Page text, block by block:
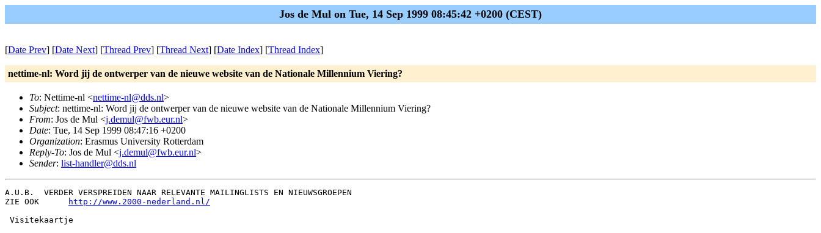
Jos de Mul on Tue, 14 Sep 1999 08:45:42 +0200 (CEST)
[Date Prev] [Date Next] [Thread Prev] [Thread Next] [Date Index] [Thread Index]
nettime-nl: Word jij de ontwerper van de nieuwe website van de Nationale Millennium Viering?
To: Nettime-nl <nettime-nl@dds.nl>
Subject: nettime-nl: Word jij de ontwerper van de nieuwe website van de Nationale Millennium Viering?
From: Jos de Mul <j.demul@fwb.eur.nl>
Date: Tue, 14 Sep 1999 08:47:16 +0200
Organization: Erasmus University Rotterdam
Reply-To: Jos de Mul <j.demul@fwb.eur.nl>
Sender: list-handler@dds.nl
A.U.B.  VERDER VERSPREIDEN NAAR RELEVANTE MAILINGLISTS EN NIEUWSGROEPEN
ZIE OOK
http://www.2000-nederland.nl/
Visitekaartje